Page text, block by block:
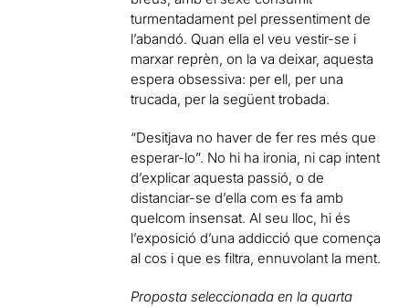
turmentadament pel pressentiment de
l’abandó. Quan ella el veu vestir-se i
marxar reprèn, on la va deixar, aquesta
espera obsessiva: per ell, per una
trucada, per la següent trobada.
“Desitjava no haver de fer res més que
esperar-lo”. No hi ha ironia, ni cap intent
d’explicar aquesta passió, o de
distanciar-se d’ella com es fa amb
quelcom insensat. Al seu lloc, hi és
l’exposició d’una addicció que comença
al cos i que es filtra, ennuvolant la ment.
Proposta seleccionada en la quarta